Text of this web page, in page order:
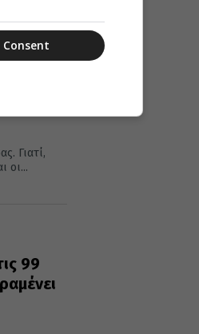
Γιατί,
οι...
99
Consent